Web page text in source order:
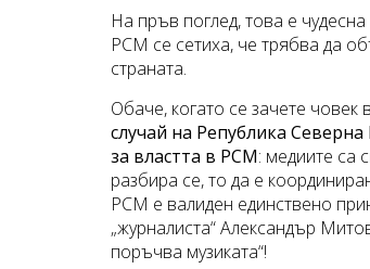
На пръв поглед, това е
РСМ се сетиха, че трябва да
страната.
Обаче, когато се зачете
случай на Република
за властта в РСМ: медиите са
разбира се, то да е
РСМ е валиден единствено
„журналиста“ Александър
поръчва музиката“!